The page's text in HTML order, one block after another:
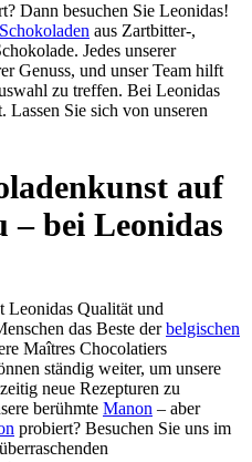
Dann besuchen Sie Leonidas!
aus Zartbitter-,
Jedes unserer
Genuss, und unser Team hilft
zu treffen. Bei Leonidas
Lassen Sie sich von unseren
auf
– bei Leonidas
Leonidas Qualität und
das Beste derbelgischen
Maîtres Chocolatiers
ständig weiter, um unsere
neue Rezepturen zu
berühmte Manon – aber
probiert? Besuchen Sie uns im